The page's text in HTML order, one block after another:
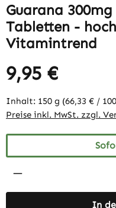
Guarana
Tabletten -
Vitamintrend
9,95 €
Inhalt: 150 g (66,33 € /
Preise inkl. MwSt. zzgl.
Produkt Anzahl:
In